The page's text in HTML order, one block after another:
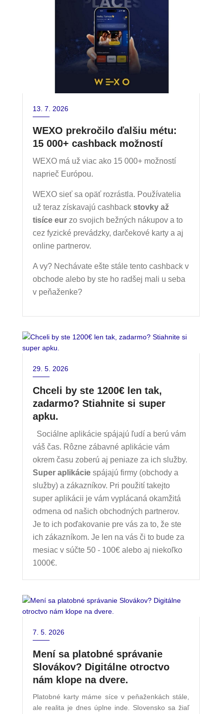
13. 7. 2026
WEXO prekročilo ďalšiu métu:
15 000+ cashback možností
WEXO má už viac ako 15 000+ možností
naprieč Európou.
WEXO sieť sa opäť rozrástla. Používatelia
už teraz získavajú cashback stovky až
tisíce eur zo svojich bežných nákupov a to
cez fyzické prevádzky, darčekové karty a aj
online partnerov.
A vy? Nechávate ešte stále tento cashback v
obchode alebo by ste ho radšej mali u seba
v peňaženke?
29. 5. 2026
Chceli by ste 1200€ len tak,
zadarmo? Stiahnite si super
apku.
Sociálne aplikácie spájajú ľudí a berú vám
váš čas. Rôzne zábavné aplikácie vám
okrem času zoberú aj peniaze za ich služby.
Super aplikácie spájajú firmy (obchody a
služby) a zákazníkov. Pri použití takejto
super aplikácii je vám vyplácaná okamžitá
odmena od našich obchodných partnerov.
Je to ich poďakovanie pre vás za to, že ste
ich zákazníkom. Je len na vás či to bude za
mesiac v súčte 50 - 100€ alebo aj niekoľko
1000€.
7. 5. 2026
Mení sa platobné správanie
Slovákov? Digitálne otroctvo
nám klope na dvere.
Platobné karty máme síce v peňaženkách stále,
ale realita je dnes úplne inde. Slovensko sa žiaľ